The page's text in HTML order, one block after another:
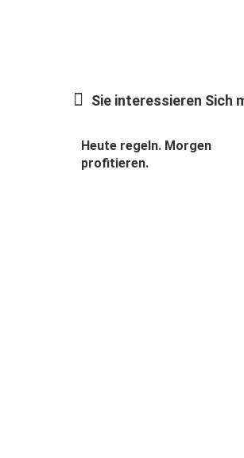
Sie interessieren Sich
Heute regeln. Morgen
profitieren.